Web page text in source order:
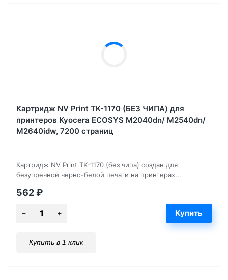
Картридж NV Print TK-1170 (БЕЗ ЧИПА) для
принтеров Kyocera ECOSYS M2040dn/ M2540dn/
M2640idw, 7200 страниц
Картридж NV Print TK-1170 (без чипа) создан для
безупречной черно-белой печати на принтерах...
562₽
Купить в 1 клик